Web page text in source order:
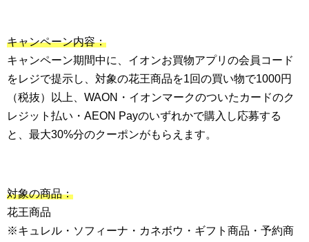
キャンペーン内容：
キャンペーン期間中に、イオンお買物アプリの会員コード
をレジで提示し、対象の花王商品を1回の買い物で1000円
（税抜）以上、WAON・イオンマークのついたカードのク
レジット払い・AEON Payのいずれかで購入し応募する
と、最大30%分のクーポンがもらえます。
対象の商品：
花王商品
※キュレル・ソフィーナ・カネボウ・ギフト商品・予約商